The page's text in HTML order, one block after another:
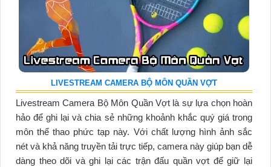
LIVESTREAM CAMERA BỘ MÔN QUẦN VỢT
Livestream Camera Bộ Môn Quần Vợt là sự lựa chọn hoàn
hảo để ghi lại và chia sẻ những khoảnh khắc quý giá trong
môn thể thao phức tạp này. Với chất lượng hình ảnh sắc
nét và khả năng truyền tải trực tiếp, camera này giúp bạn dễ
dàng theo dõi và ghi lại các trận đấu quần vợt để giữ lại